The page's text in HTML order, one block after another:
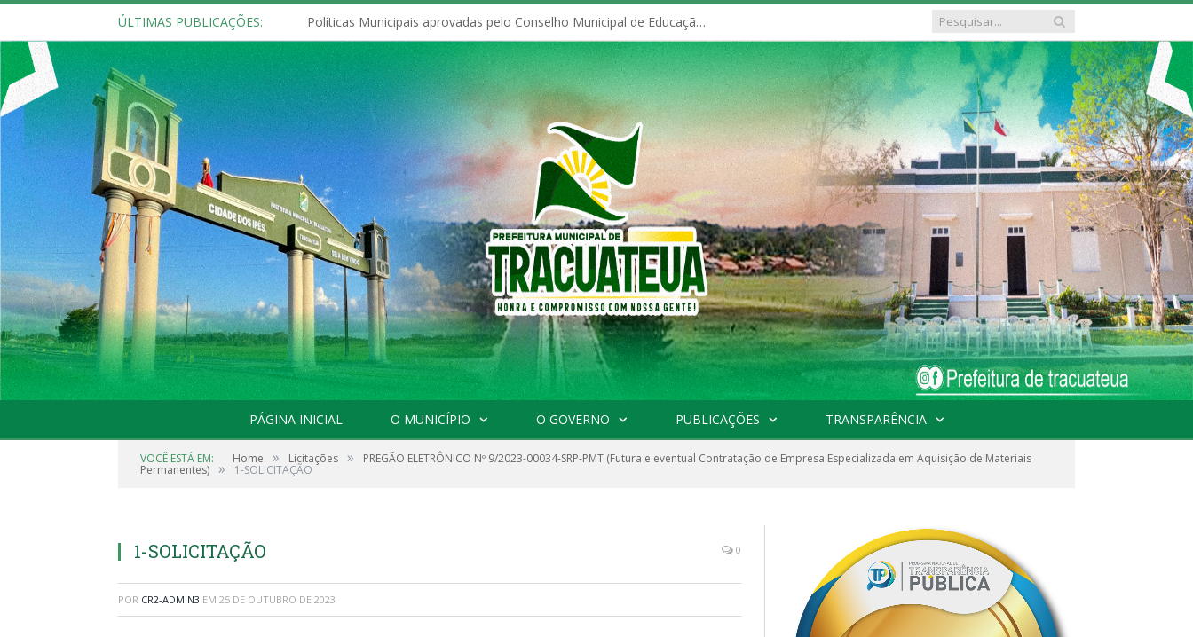
ÚLTIMAS PUBLICAÇÕES: Políticas Municipais aprovadas pelo Conselho Municipal de Educação (CME)
PÁGINA INICIAL O MUNICÍPIO O GOVERNO PUBLICAÇÕES TRANSPARÊNCIA
VOCÊ ESTÁ EM: Home » Licitações » PREGÃO ELETRÔNICO Nº 9/2023-00034-SRP-PMT (Futura e eventual Contratação de Empresa Especializada em Aquisição de Materiais
Permanentes) » 1-SOLICITAÇÃO
1-SOLICITAÇÃO 0
POR CR2-ADMIN3 EM 25 DE OUTUBRO DE 2023